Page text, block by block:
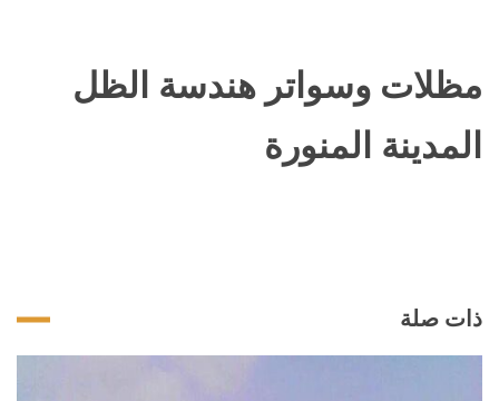
مظلات وسواتر هندسة الظل
المدينة المنورة
ذات صلة